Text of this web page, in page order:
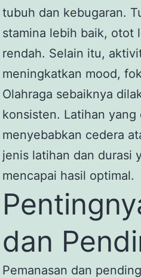
tubuh dan kebugaran.
stamina lebih baik, otot
rendah. Selain itu,
meningkatkan mood,
Olahraga sebaiknya
konsisten. Latihan
menyebabkan cedera
jenis latihan dan durasi
mencapai hasil optimal.
dan
Pemanasan dan